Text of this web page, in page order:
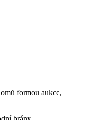
formou aukce,
brány